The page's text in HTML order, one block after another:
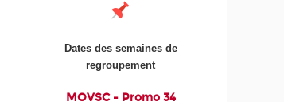
Dates des semaines de
regroupement
MOVSC - Promo 34